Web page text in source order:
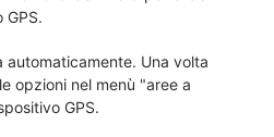
automaticamente. Una volta
opzioni nel menù "aree a
GPS.